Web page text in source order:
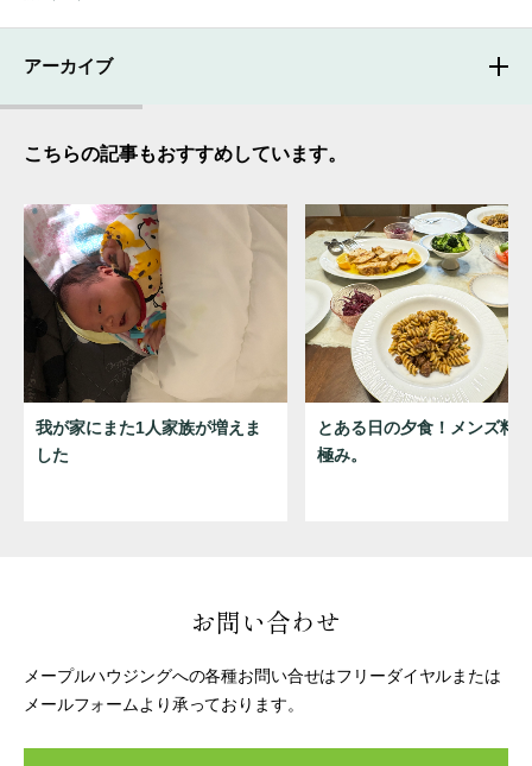
アーカイブ
こちらの記事もおすすめしています。
我が家にまた1人家族が増えま
した
とある日の夕食！メンズ料
極み。
お問い合わせ
メープルハウジングへの各種お問い合せはフリーダイヤルまたは
メールフォームより承っております。